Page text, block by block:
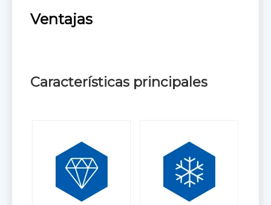
Ventajas
Características principales